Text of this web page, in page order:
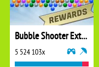
Bubble Shooter Extreme
5 524 103x